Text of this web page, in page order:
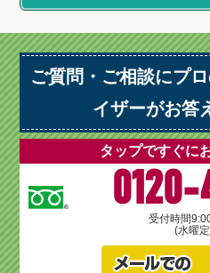
ご質問・ご相談にプ
イザーがお答
タップですぐに
受付時間
(水曜